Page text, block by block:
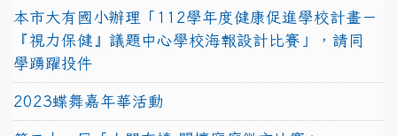
本市大有國小辦理「112學年度健康促進學校計畫－
『視力保健』議題中心學校海報設計比賽」，請同
學踴躍投件
2023蝶舞嘉年華活動